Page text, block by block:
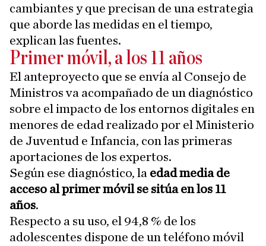
cambiantes y que precisan de una estrategia
que aborde las medidas en el tiempo,
explican las fuentes.
Primer móvil, a los 11 años
El anteproyecto que se envía al Consejo de
Ministros va acompañado de un diagnóstico
sobre el impacto de los entornos digitales en
menores de edad realizado por el Ministerio
de Juventud e Infancia, con las primeras
aportaciones de los expertos.
Según ese diagnóstico, la edad media de
acceso al primer móvil se sitúa en los 11
años.
Respecto a su uso, el 94,8 % de los
adolescentes dispone de un teléfono móvil